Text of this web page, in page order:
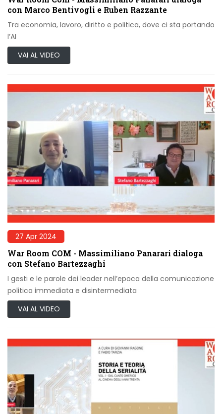
con Marco Bentivogli e Ruben Razzante
Tra economia, lavoro, diritto e politica, dove ci sta portando
l’AI
VAI AL VIDEO
27 Apr 2024
War Room COM - Massimiliano Panarari dialoga
con Stefano Bartezzaghi
I gesti e le parole dei leader nell’epoca della comunicazione
politica immediata e disintermediata
VAI AL VIDEO